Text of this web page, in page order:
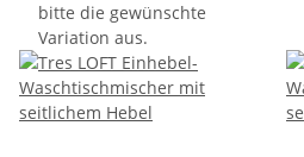
bitte die gewünschte
Variation aus.